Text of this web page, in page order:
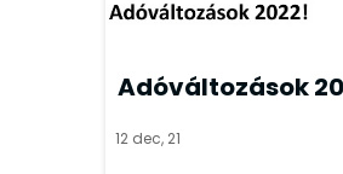
Adóváltozások
12 dec, 21